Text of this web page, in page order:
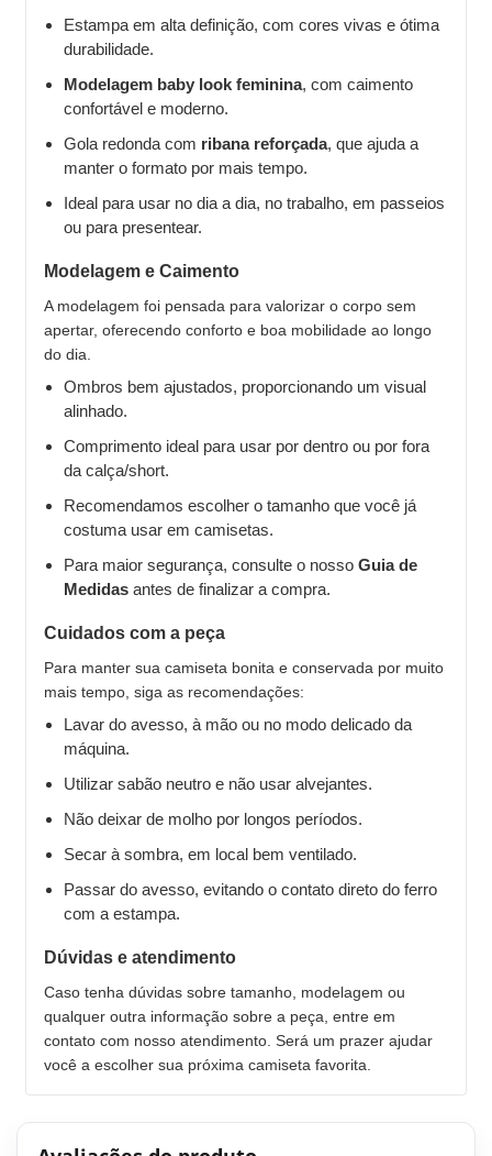
Estampa em alta definição, com cores vivas e ótima
durabilidade.
Modelagem baby look feminina, com caimento
confortável e moderno.
Gola redonda com ribana reforçada, que ajuda a
manter o formato por mais tempo.
Ideal para usar no dia a dia, no trabalho, em passeios
ou para presentear.
Modelagem e Caimento
A modelagem foi pensada para valorizar o corpo sem
apertar, oferecendo conforto e boa mobilidade ao longo
do dia.
Ombros bem ajustados, proporcionando um visual
alinhado.
Comprimento ideal para usar por dentro ou por fora
da calça/short.
Recomendamos escolher o tamanho que você já
costuma usar em camisetas.
Para maior segurança, consulte o nosso Guia de
Medidas antes de finalizar a compra.
Cuidados com a peça
Para manter sua camiseta bonita e conservada por muito
mais tempo, siga as recomendações:
Lavar do avesso, à mão ou no modo delicado da
máquina.
Utilizar sabão neutro e não usar alvejantes.
Não deixar de molho por longos períodos.
Secar à sombra, em local bem ventilado.
Passar do avesso, evitando o contato direto do ferro
com a estampa.
Dúvidas e atendimento
Caso tenha dúvidas sobre tamanho, modelagem ou
qualquer outra informação sobre a peça, entre em
contato com nosso atendimento. Será um prazer ajudar
você a escolher sua próxima camiseta favorita.